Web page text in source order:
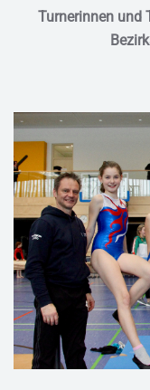
Turnerinnen und